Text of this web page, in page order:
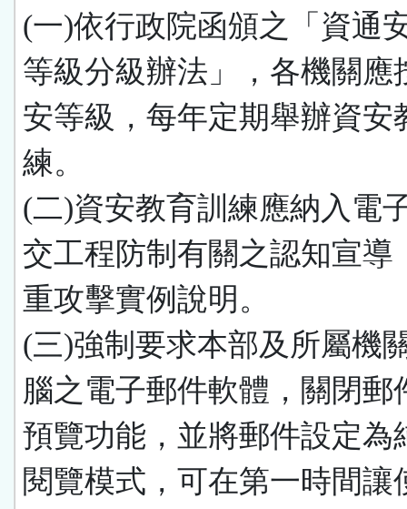
(一)依行政院函頒之「資通
等級分級辦法」，各機關應
安等級，每年定期舉辦資安
練。
(二)資安教育訓練應納入電
交工程防制有關之認知宣導
重攻擊實例說明。
(三)強制要求本部及所屬機
腦之電子郵件軟體，關閉郵
預覽功能，並將郵件設定為
閱覽模式，可在第一時間讓